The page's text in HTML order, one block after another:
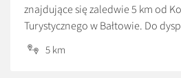
znajdujące się zaledwie 5 km od
Turystycznego w Bałtowie. Do
udostępniono 3 domki
wyposażeniem RTV i AGD w
5 km